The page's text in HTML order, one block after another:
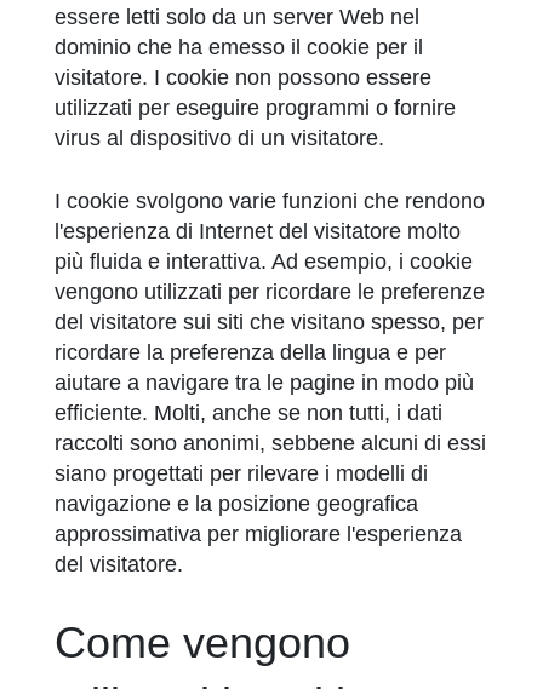
essere letti solo da un server Web nel
dominio che ha emesso il cookie per il
visitatore. I cookie non possono essere
utilizzati per eseguire programmi o fornire
virus al dispositivo di un visitatore.
I cookie svolgono varie funzioni che rendono
l'esperienza di Internet del visitatore molto
più fluida e interattiva. Ad esempio, i cookie
vengono utilizzati per ricordare le preferenze
del visitatore sui siti che visitano spesso, per
ricordare la preferenza della lingua e per
aiutare a navigare tra le pagine in modo più
efficiente. Molti, anche se non tutti, i dati
raccolti sono anonimi, sebbene alcuni di essi
siano progettati per rilevare i modelli di
navigazione e la posizione geografica
approssimativa per migliorare l'esperienza
del visitatore.
Come vengono